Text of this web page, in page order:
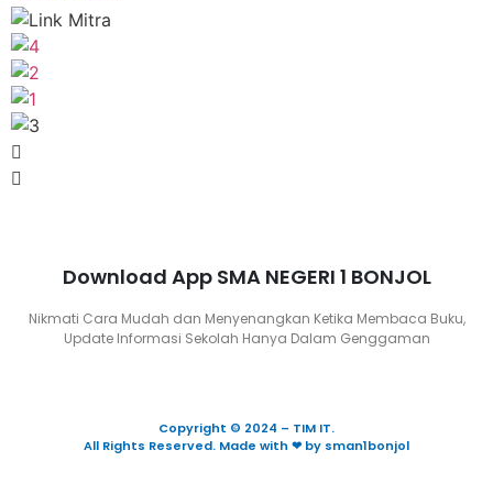
Download App SMA NEGERI 1 BONJOL
Nikmati Cara Mudah dan Menyenangkan Ketika Membaca Buku,
Update Informasi Sekolah Hanya Dalam Genggaman
Copyright © 2024 – TIM IT.
All Rights Reserved. Made with ❤ by sman1bonjol